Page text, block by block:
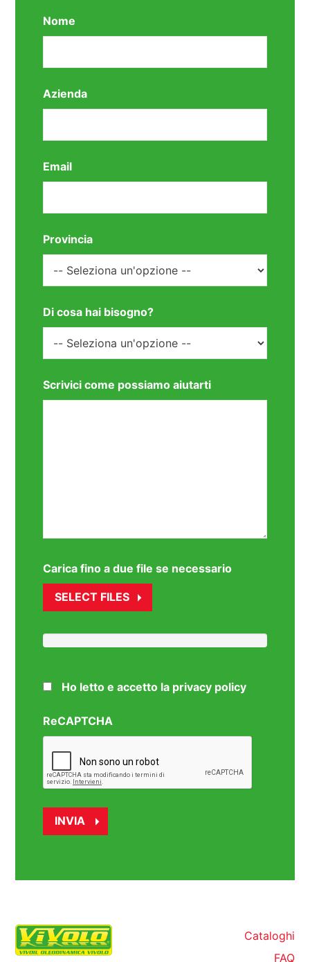
Nome
Azienda
Email
Provincia
Di cosa hai bisogno?
Scrivici come possiamo aiutarti
Carica fino a due file se necessario
SELECT FILES
Ho letto e accetto la privacy policy
ReCAPTCHA
Cataloghi
FAQ